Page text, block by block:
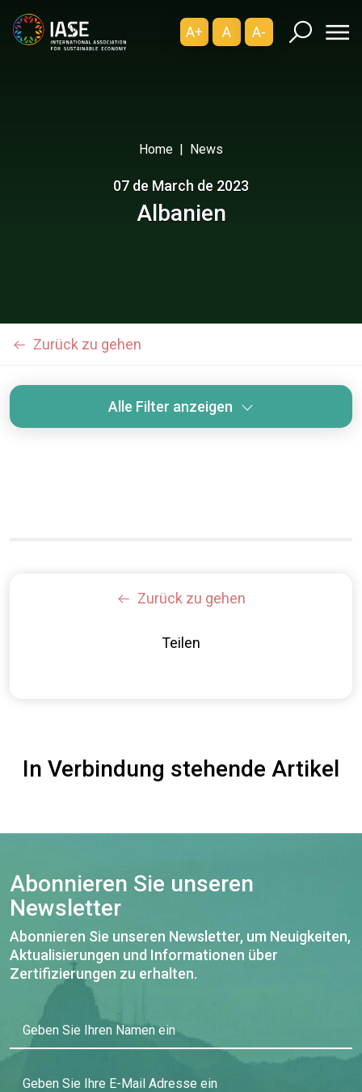
A+ A A-
Home News
07 de March de 2023
Albanien
Zurück zu gehen
Alle Filter anzeigen
Zurück zu gehen
Teilen
In Verbindung stehende Artikel
Abonnieren Sie unseren
Newsletter
Abonnieren Sie unseren Newsletter, um Neuigkeiten,
Aktualisierungen und Informationen über
Zertifizierungen zu erhalten.
Geben Sie Ihren Namen ein
Geben Sie Ihre E-Mail Adresse ein